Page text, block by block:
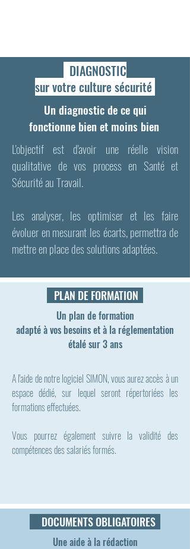
DIAGNOSTIC
sur votre culture sécurité
Un diagnostic de ce qui
fonctionne bien et moins bien
L'objectif est d'avoir une réelle vision
qualitative de vos process en Santé et
Sécurité au Travail.
Les analyser, les optimiser et les faire
évoluer en mesurant les écarts, permettra de
mettre en place des solutions adaptées.
PLAN DE FORMATION
Un plan de formation
adapté à vos besoins et à la réglementation
étalé sur 3 ans
A l'aide de notre logiciel SIMON, vous aurez accès à un
espace dédié, sur lequel seront répertoriées les
formations effectuées.
Vous pourrez également suivre la validité des
compétences des salariés formés.
DOCUMENTSOBLIGATOIRES
Une aide à la rédaction